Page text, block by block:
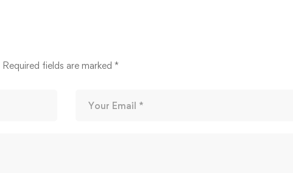
Required fields are marked *